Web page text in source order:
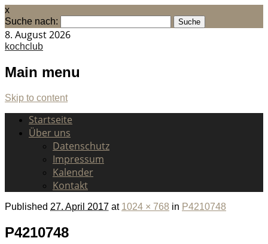
x
Suche nach:
8. August 2026
kochclub
Main menu
Skip to content
Startseite
Über uns
Datenschutz
Impressum
Kalender
Kontakt
Published 27. April 2017 at 1024 × 768 in P4210748
P4210748